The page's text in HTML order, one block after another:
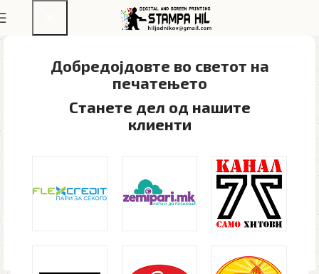
Добредојдовте во светот на
печатењето​
Станете дел од нашите
клиенти